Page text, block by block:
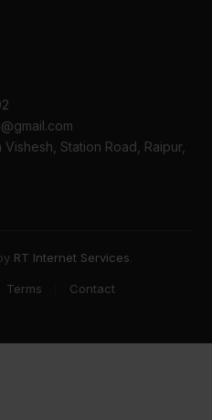
Station Road, Raipur,
RT Internet Services
Terms Contact